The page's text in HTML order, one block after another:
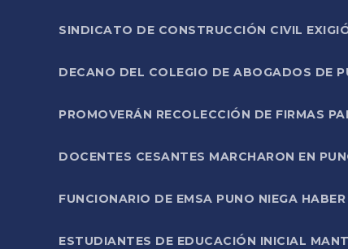
SINDICATO DE CONSTRUCCIÓN CIVIL
DECANO DEL COLEGIO DE ABOGADOS DE
PROMOVERÁN RECOLECCIÓN DE FIRMAS
DOCENTES CESANTES MARCHARON EN
FUNCIONARIO DE EMSA PUNO NIEGA
ESTUDIANTES DE EDUCACIÓN INICIAL